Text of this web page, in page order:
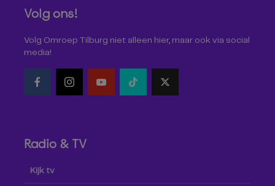
Volg ons!
Volg Omroep Tilburg niet alleen hier, maar ook via social
media!
Radio & TV
Kijk tv